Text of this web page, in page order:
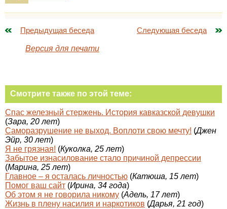
Предыдущая беседа Следующая беседа
Версия для печати
Смотрите также по этой теме:
Спас железный стержень. История кавказской девушки
(Зара, 20 лет)
Саморазрушение не выход. Воплоти свою мечту! (Джен
Эйр, 30 лет)
Я не грязная! (Куколка, 25 лет)
Забытое изнасилование стало причиной депрессии
(Марина, 25 лет)
Главное – я осталась личностью (Катюша, 15 лет)
Помог ваш сайт (Ирина, 34 года)
Об этом я не говорила никому (Адель, 17 лет)
Жизнь в плену насилия и наркотиков (Дарья, 21 год)